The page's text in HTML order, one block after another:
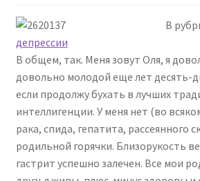
В
депрессии
В общем, так. Меня зовут Оля, я
довольно молодой еще лет десять-
если продолжу бухать в лучших
интеллигенции. У меня нет (во
рака, спида, гепатита, рассеянного
родильной горячки. Близорукость
гастрит успешно залечен. Все мои